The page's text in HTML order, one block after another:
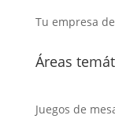
Tu empresa
Áreas
Juegos de